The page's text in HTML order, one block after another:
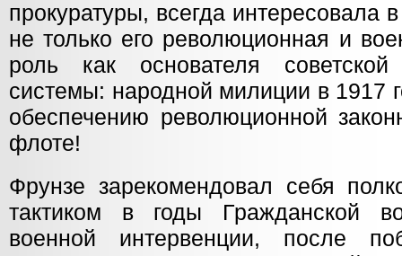
прокуратуры, всегда интересовала
не только его революционная и
роль как основателя советской
системы: народной милиции в 1917
обеспечению революционной
флоте!
Фрунзе зарекомендовал себя
тактиком в годы Гражданской
военной интервенции, после